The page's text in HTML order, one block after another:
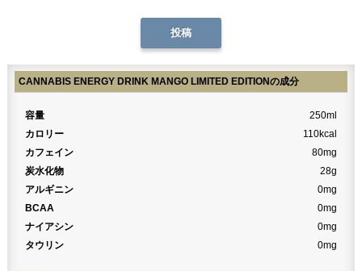
CANNABIS ENERGY DRINK MANGO LIMITED EDITIONの成分
容量
250ml
カロリー
110kcal
カフェイン
80mg
炭水化物
28g
アルギニン
0mg
BCAA
0mg
ナイアシン
0mg
タウリン
0mg